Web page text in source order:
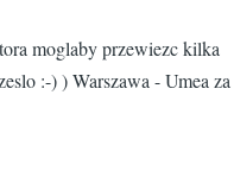
moglaby przewiezc kilka
:-) ) Warszawa - Umea za